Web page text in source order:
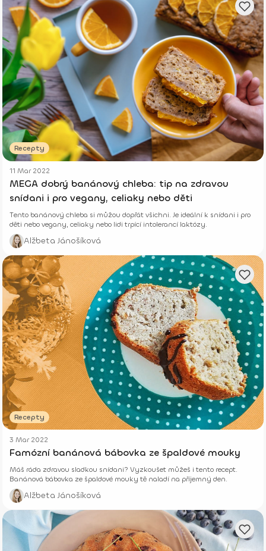
Recepty
11 Mar 2022
MEGA dobrý banánový chleba: tip na zdravou
snídani i pro vegany, celiaky nebo děti
Tento banánový chleba si můžou dopřát všichni. Je ideální k snídani i pro
děti nebo vegany, celiaky nebo lidi trpící intolerancí laktózy.
Alžbeta Jánošíková
Recepty
3 Mar 2022
Famózní banánová bábovka ze špaldové mouky
Máš ráda zdravou sladkou snídani? Vyzkoušet můžeš i tento recept.
Banánová bábovka ze špaldové mouky tě naladí na příjemný den.
Alžbeta Jánošíková